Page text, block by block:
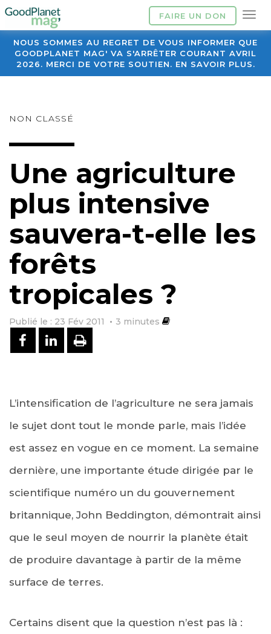
FAIRE UN DON
NOUS SOMMES AU REGRET DE VOUS INFORMER QUE
GOODPLANET MAG' VA S'ARRÊTER COURANT AVRIL
2026. MERCI DE VOTRE SOUTIEN. EN SAVOIR PLUS.
NON CLASSÉ
Une agriculture
plus intensive
sauvera-t-elle les
forêts
tropicales ?
Publié le : 23 Fév 2011 3 minutes
PARTAGER SUR FACEBOOK
PARTAGER SUR LINKEDIN
IMPRIMER
L’intensification de l’agriculture ne sera jamais
le sujet dont tout le monde parle, mais l’idée
est assez en vogue en ce moment. La semaine
dernière, une importante étude dirigée par le
scientifique numéro un du gouvernement
britannique, John Beddington, démontrait ainsi
que le seul moyen de nourrir la planète était
de produire davantage à partir de la même
surface de terres.
Certains disent que la question n’est pas là :